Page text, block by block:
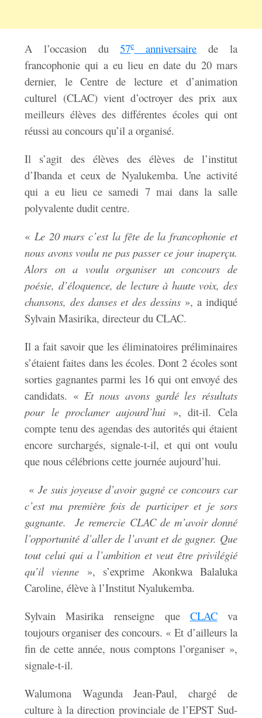
A l’occasion du57eanniversaire de la
francophonie qui a eu lieu en date du 20 mars
dernier, le Centre de lecture et d’animation
culturel (CLAC) vient d’octroyer des prix aux
meilleurs élèves des différentes écoles qui ont
réussi au concours qu’il a organisé.
Il s’agit des élèves des élèves de l’institut
d’Ibanda et ceux de Nyalukemba. Une activité
qui a eu lieu ce samedi 7 mai dans la salle
polyvalente dudit centre.
« Le 20 mars c’est la fête de la francophonie et
nous avons voulu ne pas passer ce jour inaperçu.
Alors on a voulu organiser un concours de
poésie, d’éloquence, de lecture à haute voix, des
chansons, des danses et des dessins», a indiqué
Sylvain Masirika, directeur du CLAC.
Il a fait savoir que les éliminatoires préliminaires
s’étaient faites dans les écoles. Dont 2 écoles sont
sorties gagnantes parmi les 16 qui ont envoyé des
candidats. «Et nous avons gardé les résultats
pour le proclamer aujourd’hui », dit-il. Cela
compte tenu des agendas des autorités qui étaient
encore surchargés, signale-t-il, et qui ont voulu
que nous célébrions cette journée aujourd’hui.
« Je suis joyeuse d’avoir gagné ce concours car
c’est ma première fois de participer et je sors
gagnante. Je remercie CLAC de m’avoir donné
l’opportunité d’aller de l’avant et de gagner. Que
tout celui qui a l’ambition et veut être privilégié
qu’il vienne », s’exprime Akonkwa Balaluka
Caroline, élève à l’Institut Nyalukemba.
Sylvain Masirika renseigne que CLACva
toujours organiser des concours. « Et d’ailleurs la
fin de cette année, nous comptons l’organiser »,
signale-t-il.
Walumona Wagunda Jean-Paul, chargé de
culture à la direction provinciale de l’EPST Sud-